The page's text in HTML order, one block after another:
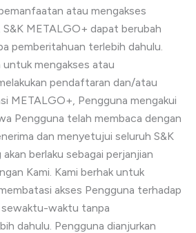
atau mengakses
S&K METALGO+ dapat berubah
pemberitahuan terlebih dahulu.
mengakses atau
pendaftaran dan/atau
METALGO+, Pengguna mengakui
Pengguna telah membaca dengan
dan menyetujui seluruh S&K
berlaku sebagai perjanjian
Kami. Kami berhak untuk
akses Pengguna terhadap
sewaktu-waktu tanpa
dahulu. Pengguna dianjurkan